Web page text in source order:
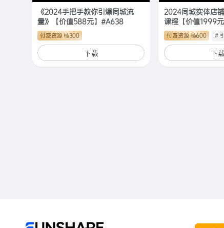
《2024手把手教你引爆同城流
量》【价值588元】#A638
付费资源 300
下载
2024同城实体店
课程【价值1999
付费资源 600 #
下